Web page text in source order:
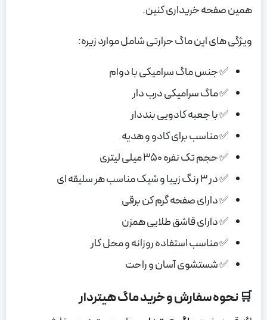
همین صفحه خریداری کنین.
ویژگی های این ماگ حرارتی شامل موارد زیره:
✅ جنس ماگ سرامیکی با دوام
✅ ماگ سرامیکی درب دار
✅ با جعبه کادویی بنددار
✅ مناسب برای کادو و هدیه
✅ حجم تک نفره 350 میلی لیتری
✅ در 3 رنگ زیبا و شیک مناسب هر سلیقه ای
✅ دارای صفحه گرم کن برقی
✅ دارای قاشق طلایی همزن
✅ مناسب استفاده روزانه و محل کار
✅ شستشوی آسان و راحت
🛒 نحوه سفارش و خرید ماگ هیتردار